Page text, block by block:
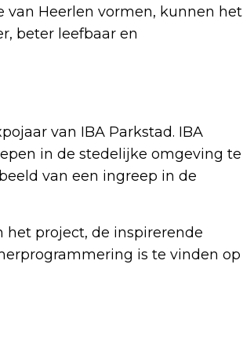
Heerlen vormen, kunnen het
beter leefbaar en
van IBA Parkstad. IBA
in de stedelijke omgeving te
van een ingreep in de
het project, de inspirerende
is te vinden op